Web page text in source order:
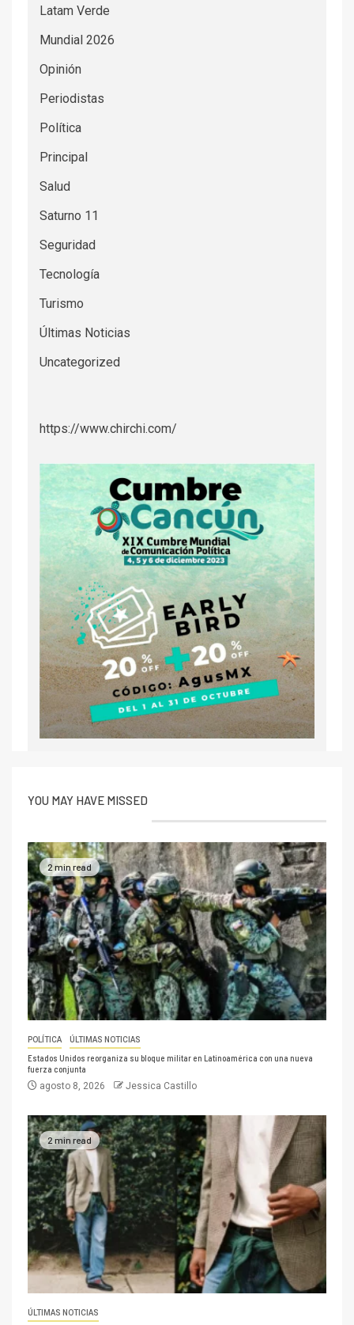
Latam Verde
Mundial 2026
Opinión
Periodistas
Política
Principal
Salud
Saturno 11
Seguridad
Tecnología
Turismo
Últimas Noticias
Uncategorized
https://www.chirchi.com/
YOU MAY HAVE MISSED
2 min read
POLÍTICA ÚLTIMAS NOTICIAS
Estados Unidos reorganiza su bloque militar en Latinoamérica con una nueva
fuerza conjunta
agosto 8, 2026 Jessica Castillo
2 min read
ÚLTIMAS NOTICIAS